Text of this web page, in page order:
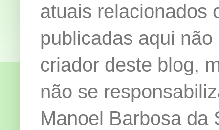
atuais relacionados
publicadas aqui
criador deste blog,
não se
Manoel Barbosa da